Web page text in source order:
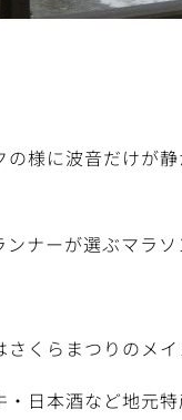
様に波音だけが
ナーが選ぶマラソ
くらまつりのメイ
日本酒など地元